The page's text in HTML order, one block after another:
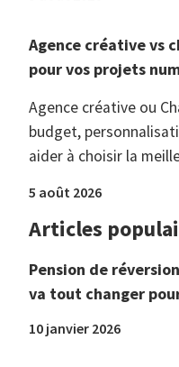
Agence créative vs
pour vos projets
Agence créative ou
budget,
aider à choisir la
5 août 2026
Articles
Pension de
va tout changer
10 janvier 2026